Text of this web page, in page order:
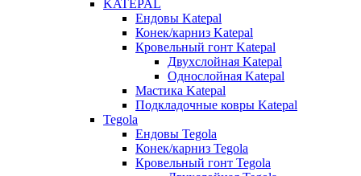
KATEPAL
Ендовы Katepal
Конек/карниз Katepal
Кровельный гонт Katepal
Двухслойная Katepal
Однослойная Katepal
Мастика Katepal
Подкладочные ковры Katepal
Tegola
Ендовы Tegola
Конек/карниз Tegola
Кровельный гонт Tegola